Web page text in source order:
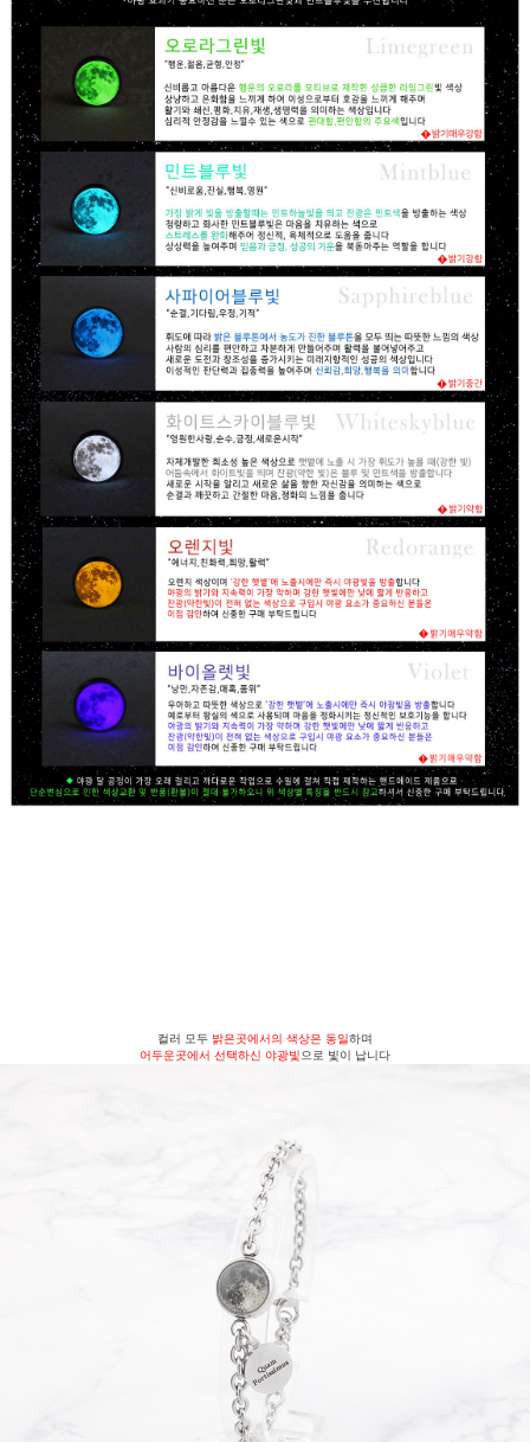
컬러 모두 밝은곳에서의 색상은 동일하며
어두운곳에서 선택하신 야광빛으로 빛이 납니다